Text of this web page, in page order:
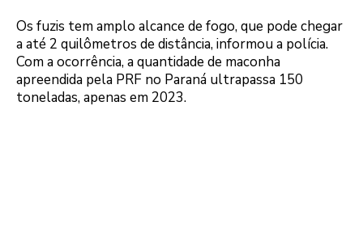
Os fuzis tem amplo alcance de fogo, que pode chegar
a até 2 quilômetros de distância, informou a polícia.
Com a ocorrência, a quantidade de maconha
apreendida pela PRF no Paraná ultrapassa 150
toneladas, apenas em 2023.